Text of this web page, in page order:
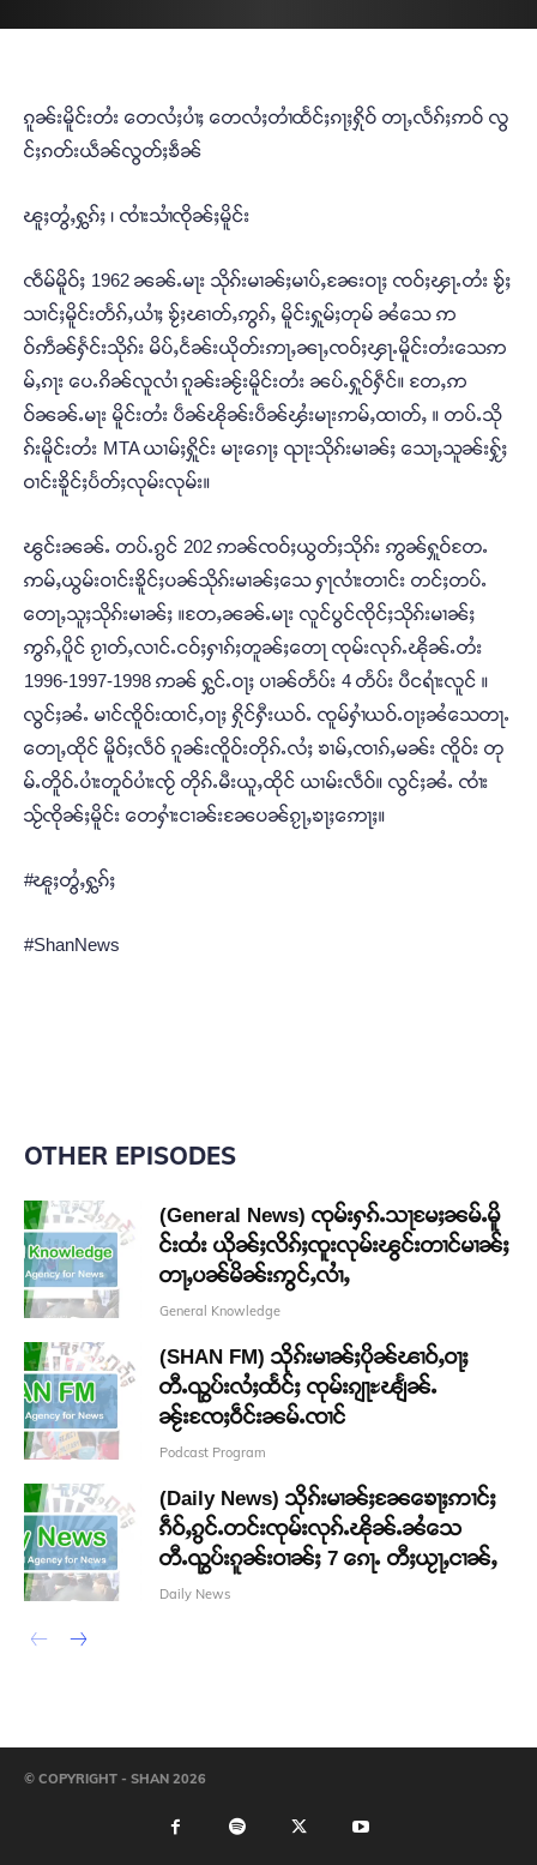
ၵူၼ်းမိူင်းတႆး တေလႆႈပၢႆႈ တေလႆႈတၢႆထႅင်ႈၵႃႈႁိုဝ် တႃႇလႅၵ်ႈဢဝ် လွ
င်ႈၵတ်းယဵၼ်လွတ်ႈၶဵၼ်
ၽူႈတွႆႇႁွၵ်ႈ ၊ ၸၢႆးသၢႆၸိုၼ်ႈမိူင်း
ၸဵမ်မိူဝ်ႈ 1962 ၼၼ်ႉမႃး သိုၵ်းမၢၼ်ႈမၢပ်ႇၼႄးဝႃႈ ၸဝ်ႈၾႃႉတႆး ၶႂ်ႈ
သၢင်ႈမိူင်းတႅၵ်ႇယၢႆႈ ၶႂ်ႈၽၢတ်ႇဢွၵ်ႇ မိူင်းႁူမ်ႈတုမ် ၼႆသေ ဢ
ဝ်ဢဵၼ်ႁႅင်းသိုၵ်း မိပ်ႇငႅၼ်းယိုတ်းဢႃႇၼႃႇၸဝ်ႈၾႃႉမိူင်းတႆးသေဢ
မ်ႇၵႃး ပေႉၵိၼ်လူလၢႆ ၵူၼ်းၼႂ်းမိူင်းတႆး ၼပ်ႉႁူဝ်ႁဵင်။ တႄႇဢ
ဝ်ၼၼ်ႉမႃး မိူင်းတႆး ပဵၼ်ၽိုၼ်းပဵၼ်ၾႆးမႃးဢမ်ႇထၢတ်ႇ ။ တပ်ႉသို
ၵ်းမိူင်းတႆး MTA ယၢမ်ႈႁိူင်း မႃးၵေႃႈ ၺႃးသိုၵ်းမၢၼ်ႈ သေႃႇသူၼ်းႁႂ်ႈ
ဝၢင်းၶိူင်ႈပႅတ်ႈလုမ်းလုမ်း။
ၽွင်းၼၼ်ႉ တပ်ႉၵွင် 202 ဢၼ်ၸဝ်ႈယွတ်ႈသိုၵ်း ဢွၼ်ႁူဝ်တႄႉ
ဢမ်ႇယွမ်းဝၢင်းၶိူင်ႈပၼ်သိုၵ်းမၢၼ်ႈသေ ႁႃလၢႆးတၢင်း တင်ႈတပ်ႉ
တေႃႇသူႈသိုၵ်းမၢၼ်ႈ ။တႄႇၼၼ်ႉမႃး လူင်ပွင်ၸိုင်ႈသိုၵ်းမၢၼ်ႈ
ဢွၵ်ႇပိူင် ၵႂၢတ်ႇလၢင်ႉငဝ်ႈႁၢၵ်ႈတူၼ်ႈတေႃ ၸုမ်းလုၵ်ႉၽိုၼ်ႉတႆး
1996-1997-1998 ဢၼ် ႁွင်ႉဝႃႈ ပၢၼ်တႅပ်း 4 တႅပ်း ပီငရၢႆးလူင် ။
လွင်ႈၼႆႉ မၢင်ၸိူဝ်းထၢင်ႇဝႃႈ ႁိုင်ႁီးယဝ်ႉ ၸူမ်ႁၢႆယဝ်ႉဝႃႈၼႆသေတႃႉ
တေႃႇထိုင် မိူဝ်ႈလဵဝ် ၵူၼ်းၸိူဝ်းတိုၵ်ႉလႆႈ ၶၢမ်ႇၸၢၵ်ႇမၼ်း ၸိူဝ်း တု
မ်ႉတိူဝ်ႉပၢႆးတူဝ်ပၢႆးၸႂ် တိုၵ်ႉမီးယူႇထိုင် ယၢမ်းလဵဝ်။ လွင်ႈၼႆႉ ၸၢႆး
သႂ်ၸိုၼ်ႈမိူင်း တေႁၢႆးငၢၼ်းၼႄပၼ်ၵႂႃႇၶႃႈဢေႃႈ။
#ၽူႈတွႆႇႁွၵ်ႈ
#ShanNews
OTHER EPISODES
(General News) ၸုမ်းႁၵ်ႉသႃမႄႈၼမ်ႉမိူ
င်းထႆး ယိုၼ်ႈလိၵ်ႈၸူးလုမ်းၽွင်းတၢင်မၢၼ်ႈ
တႃႇပၼ်မိၼ်းဢွင်ႇလၢႆႇ
General Knowledge
(SHAN FM) သိုၵ်းမၢၼ်ႈပိုၼ်ၽၢဝ်ႇဝႃႈ
တီႉၺွပ်းလႆႈထႅင်ႈ ၸုမ်းၵျႃႊၽျႅၼ်ႉ
ၼႂ်းၸႄႈဝဵင်းၼမ်ႉၸၢင်
Podcast Program
(Daily News) သိုၵ်းမၢၼ်ႈၼႄၶေႃႈဢၢင်ႈ
ၵဵဝ်ႇၵွင်ႉတင်းၸုမ်းလုၵ်ႉၽိုၼ်ႉၼႆသေ
တီႉၺွပ်းၵူၼ်းဝၢၼ်ႈ 7 ၵေႃႉ တီႈယႂႃႇငၢၼ်ႇ
Daily News
© COPYRIGHT - SHAN 2026